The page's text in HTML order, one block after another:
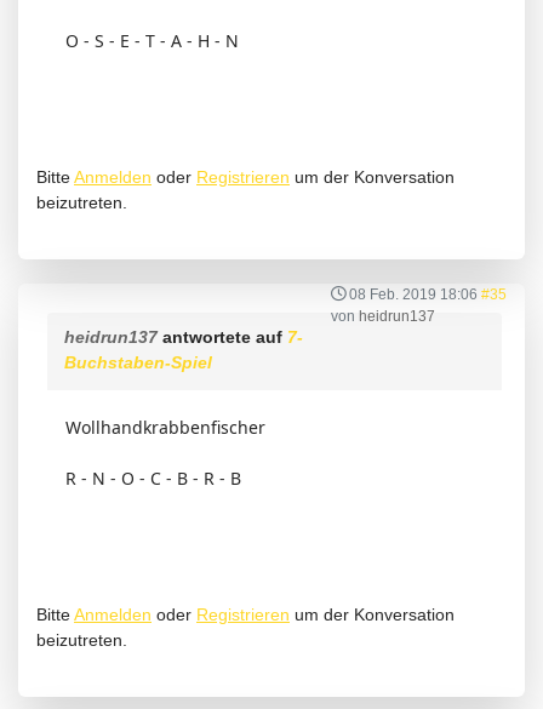
O - S - E - T - A - H - N
BitteAnmelden oder Registrieren um der Konversation
beizutreten.
08 Feb. 2019 18:06 #35
von heidrun137
heidrun137antwortete auf 7-
Buchstaben-Spiel
Wollhandkrabbenfischer
R - N - O - C - B - R - B
BitteAnmelden oder Registrieren um der Konversation
beizutreten.